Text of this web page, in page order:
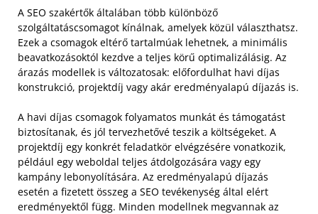
A SEO szakértők általában több különböző
szolgáltatáscsomagot kínálnak, amelyek közül választhatsz.
Ezek a csomagok eltérő tartalmúak lehetnek, a minimális
beavatkozásoktól kezdve a teljes körű optimalizálásig. Az
árazás modellek is változatosak: előfordulhat havi díjas
konstrukció, projektdíj vagy akár eredményalapú díjazás is.
A havi díjas csomagok folyamatos munkát és támogatást
biztosítanak, és jól tervezhetővé teszik a költségeket. A
projektdíj egy konkrét feladatkör elvégzésére vonatkozik,
például egy weboldal teljes átdolgozására vagy egy
kampány lebonyolítására. Az eredményalapú díjazás
esetén a fizetett összeg a SEO tevékenység által elért
eredményektől függ. Minden modellnek megvannak az